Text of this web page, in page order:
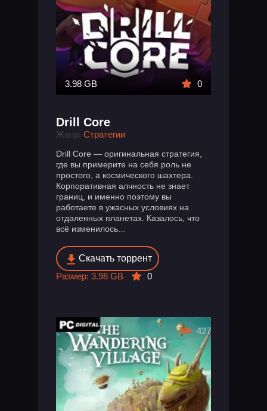
3.98 GB 0
Drill Core
Жанр: Стратегии
Drill Core — оригинальная стратегия,
где вы примерите на себя роль не
простого, а космического шахтера.
Корпоративная алчность не знает
границ, и именно поэтому вы
работаете в ужасных условиях на
отдаленных планетах. Казалось, что
всё изменилось...
Скачать торрент
Размер: 3.98 GB
0
427